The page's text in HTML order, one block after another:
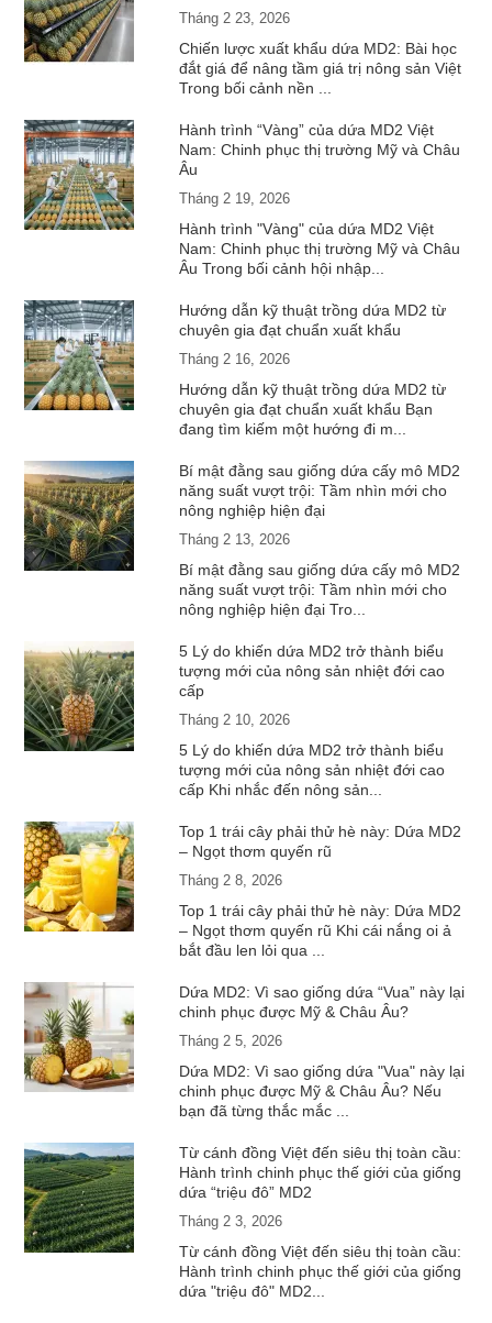
Tháng 2 23, 2026
Chiến lược xuất khẩu dứa MD2: Bài học
đắt giá để nâng tầm giá trị nông sản Việt
Trong bối cảnh nền ...
Hành trình “Vàng” của dứa MD2 Việt
Nam: Chinh phục thị trường Mỹ và Châu
Âu
Tháng 2 19, 2026
Hành trình "Vàng" của dứa MD2 Việt
Nam: Chinh phục thị trường Mỹ và Châu
Âu Trong bối cảnh hội nhập...
Hướng dẫn kỹ thuật trồng dứa MD2 từ
chuyên gia đạt chuẩn xuất khẩu
Tháng 2 16, 2026
Hướng dẫn kỹ thuật trồng dứa MD2 từ
chuyên gia đạt chuẩn xuất khẩu Bạn
đang tìm kiếm một hướng đi m...
Bí mật đằng sau giống dứa cấy mô MD2
năng suất vượt trội: Tầm nhìn mới cho
nông nghiệp hiện đại
Tháng 2 13, 2026
Bí mật đằng sau giống dứa cấy mô MD2
năng suất vượt trội: Tầm nhìn mới cho
nông nghiệp hiện đại Tro...
5 Lý do khiến dứa MD2 trở thành biểu
tượng mới của nông sản nhiệt đới cao
cấp
Tháng 2 10, 2026
5 Lý do khiến dứa MD2 trở thành biểu
tượng mới của nông sản nhiệt đới cao
cấp Khi nhắc đến nông sản...
Top 1 trái cây phải thử hè này: Dứa MD2
– Ngọt thơm quyến rũ
Tháng 2 8, 2026
Top 1 trái cây phải thử hè này: Dứa MD2
– Ngọt thơm quyến rũ Khi cái nắng oi ả
bắt đầu len lỏi qua ...
Dứa MD2: Vì sao giống dứa “Vua” này lại
chinh phục được Mỹ & Châu Âu?
Tháng 2 5, 2026
Dứa MD2: Vì sao giống dứa "Vua" này lại
chinh phục được Mỹ & Châu Âu? Nếu
bạn đã từng thắc mắc ...
Từ cánh đồng Việt đến siêu thị toàn cầu:
Hành trình chinh phục thế giới của giống
dứa “triệu đô” MD2
Tháng 2 3, 2026
Từ cánh đồng Việt đến siêu thị toàn cầu:
Hành trình chinh phục thế giới của giống
dứa "triệu đô" MD2...